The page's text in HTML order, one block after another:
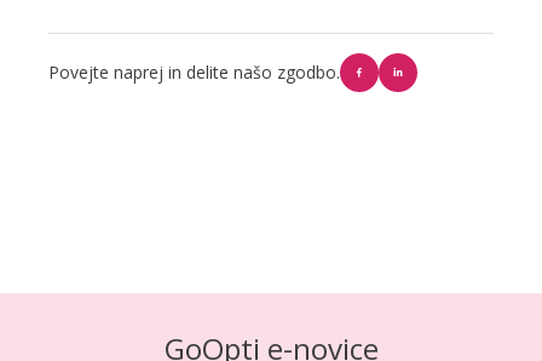
Povejte naprej in delite našo zgodbo.
GoOpti e-novice